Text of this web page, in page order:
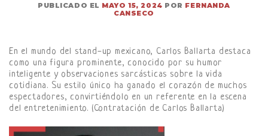
PUBLICADO EL MAYO 15, 2024 POR FERNANDA
CANSECO
En el mundo del stand-up mexicano, Carlos Ballarta destaca
como una figura prominente, conocido por su humor
inteligente y observaciones sarcásticas sobre la vida
cotidiana. Su estilo único ha ganado el corazón de muchos
espectadores, convirtiéndolo en un referente en la escena
del entretenimiento. (Contratación de Carlos Ballarta)